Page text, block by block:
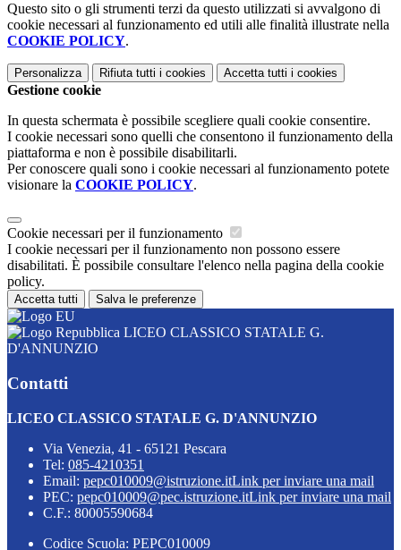
Questo sito o gli strumenti terzi da questo utilizzati si avvalgono di
cookie necessari al funzionamento ed utili alle finalità illustrate nella
COOKIE POLICY.
Personalizza Rifiuta tutti i cookies Accetta tutti i cookies
Gestione cookie
In questa schermata è possibile scegliere quali cookie consentire.
I cookie necessari sono quelli che consentono il funzionamento della
piattaforma e non è possibile disabilitarli.
Per conoscere quali sono i cookie necessari al funzionamento potete
visionare la COOKIE POLICY.
Cookie necessari per il funzionamento
I cookie necessari per il funzionamento non possono essere
disabilitati. È possibile consultare l'elenco nella pagina della cookie
policy.
Accetta tutti Salva le preferenze
LICEO CLASSICO STATALE G.
D'ANNUNZIO
Contatti
LICEO CLASSICO STATALE G. D'ANNUNZIO
Via Venezia, 41 - 65121 Pescara
Tel: 085-4210351
Email: pepc010009@istruzione.itLink per inviare una mail
PEC: pepc010009@pec.istruzione.itLink per inviare una mail
C.F.: 80005590684
Codice Scuola: PEPC010009